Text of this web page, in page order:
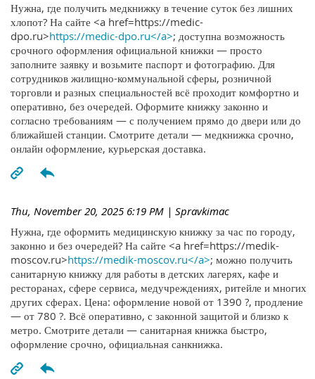
Нужна, где получить медкнижку в течение суток без лишних
хлопот? На сайте <a href=https://medic-
dpo.ru>https://medic-dpo.ru</a>; доступна возможность
срочного оформления официальной книжки — просто
заполните заявку и возьмите паспорт и фотографию. Для
сотрудников жилищно-коммунальной сферы, розничной
торговли и разных специальностей всё проходит комфортно и
оперативно, без очередей. Оформите книжку законно и
согласно требованиям — с получением прямо до двери или до
ближайшей станции. Смотрите детали — медкнижка срочно,
онлайн оформление, курьерская доставка.
Thu, November 20, 2025 6:19 PM | Spravkimac
Нужна, где оформить медицинскую книжку за час по городу,
законно и без очередей? На сайте <a href=https://medik-
moscov.ru>https://medik-moscov.ru</a>; можно получить
санитарную книжку для работы в детских лагерях, кафе и
ресторанах, сфере сервиса, медучреждениях, ритейле и многих
других сферах. Цена: оформление новой от 1390 ?, продление
— от 780 ?. Всё оперативно, с законной защитой и близко к
метро. Смотрите детали — санитарная книжка быстро,
оформление срочно, официальная санкнижка.